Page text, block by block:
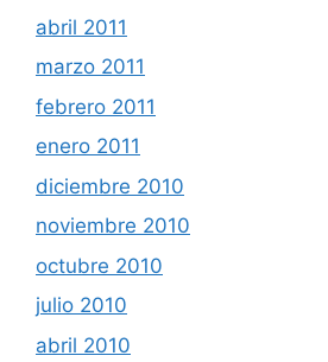
abril 2011
marzo 2011
febrero 2011
enero 2011
diciembre 2010
noviembre 2010
octubre 2010
julio 2010
abril 2010